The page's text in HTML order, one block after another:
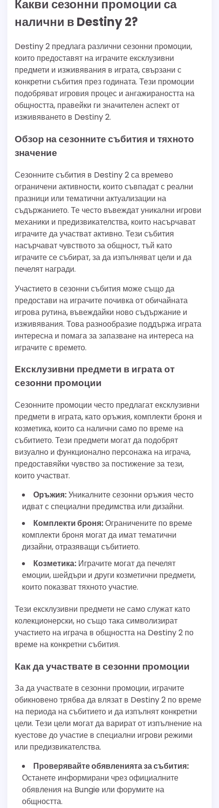
Какви сезонни промоции са
налични в Destiny 2?
Destiny 2 предлага различни сезонни промоции,
които предоставят на играчите ексклузивни
предмети и изживявания в играта, свързани с
конкретни събития през годината. Тези промоции
подобряват игровия процес и ангажираността на
общността, правейки ги значителен аспект от
изживяването в Destiny 2.
Обзор на сезонните събития и тяхното
значение
Сезонните събития в Destiny 2 са времево
ограничени активности, които съвпадат с реални
празници или тематични актуализации на
съдържанието. Те често въвеждат уникални игрови
механики и предизвикателства, които насърчават
играчите да участват активно. Тези събития
насърчават чувството за общност, тъй като
играчите се събират, за да изпълняват цели и да
печелят награди.
Участието в сезонни събития може също да
предостави на играчите почивка от обичайната
игрова рутина, въвеждайки ново съдържание и
изживявания. Това разнообразие поддържа играта
интересна и помага за запазване на интереса на
играчите с времето.
Ексклузивни предмети в играта от
сезонни промоции
Сезонните промоции често предлагат ексклузивни
предмети в играта, като оръжия, комплекти броня и
козметика, които са налични само по време на
събитието. Тези предмети могат да подобрят
визуално и функционално персонажа на играча,
предоставяйки чувство за постижение за тези,
които участват.
Оръжия:Уникалните сезонни оръжия често
идват с специални предимства или дизайни.
Комплекти броня:Ограничените по време
комплекти броня могат да имат тематични
дизайни, отразяващи събитието.
Козметика: Играчите могат да печелят
емоции, шейдъри и други козметични предмети,
които показват тяхното участие.
Тези ексклузивни предмети не само служат като
колекционерски, но също така символизират
участието на играча в общността на Destiny 2 по
време на конкретни събития.
Как да участвате в сезонни промоции
За да участвате в сезонни промоции, играчите
обикновено трябва да влязат в Destiny 2 по време
на периода на събитието и да изпълнят конкретни
цели. Тези цели могат да варират от изпълнение на
куестове до участие в специални игрови режими
или предизвикателства.
Проверявайте обявленията за събития:
Останете информирани чрез официалните
обявления на Bungie или форумите на
общността.